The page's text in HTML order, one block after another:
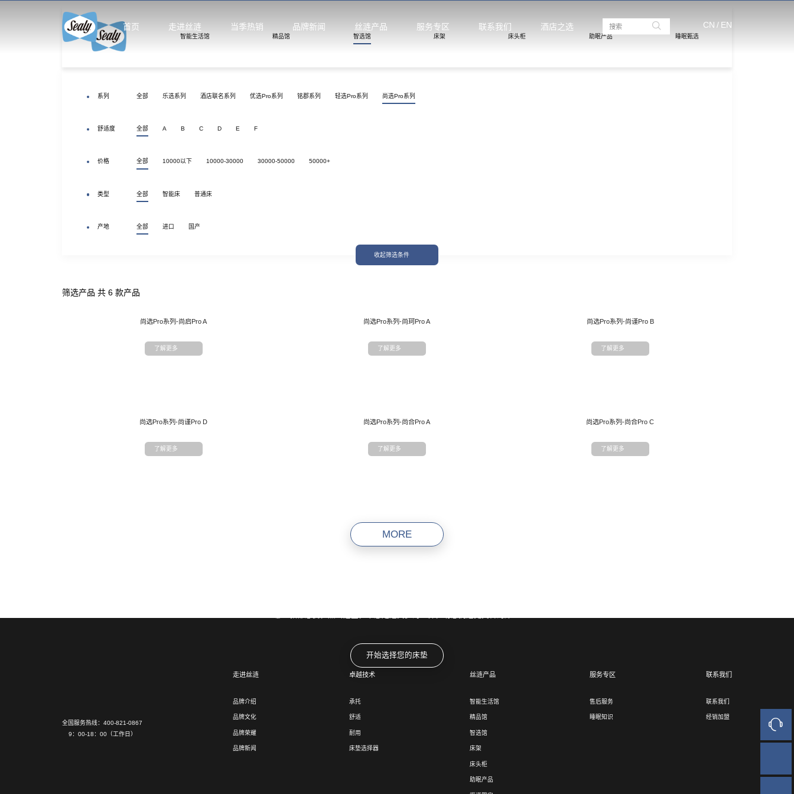
首页 走进丝涟 当季热销 品牌新闻 丝涟产品 服务专区 联系我们 酒店之选 CN / EN
智能生活馆
智选馆
智能生活馆 精品馆 智选馆 床架 床头柜 助眠产品 睡眠甄选
系列 全部 乐选系列 酒店联名系列 优选Pro系列 铭郡系列 轻选Pro系列 尚选Pro系列
舒适度 全部 A B C D E F
价格 全部 10000以下 10000-30000 30000-50000 50000+
类型 全部 智能床 普通床
产地 全部 进口 国产
收起筛选条件
筛选产品 共 6 款产品
尚选Pro系列-尚启Pro A
了解更多
尚选Pro系列-尚珂Pro A
了解更多
尚选Pro系列-尚谨Pro B
了解更多
尚选Pro系列-尚谨Pro D
了解更多
尚选Pro系列-尚合Pro A
了解更多
尚选Pro系列-尚合Pro C
了解更多
MORE
开始选择您的床垫
全国服务热线：400-821-0867
9：00-18：00（工作日）
走进丝涟
品牌介绍
品牌文化
品牌荣耀
品牌新闻
卓越技术
承托
舒适
耐用
床垫选择器
丝涟产品
智能生活馆
精品馆
智选馆
床架
床头柜
助眠产品
服务专区
售后服务
睡眠知识
联系我们
联系我们
经销加盟